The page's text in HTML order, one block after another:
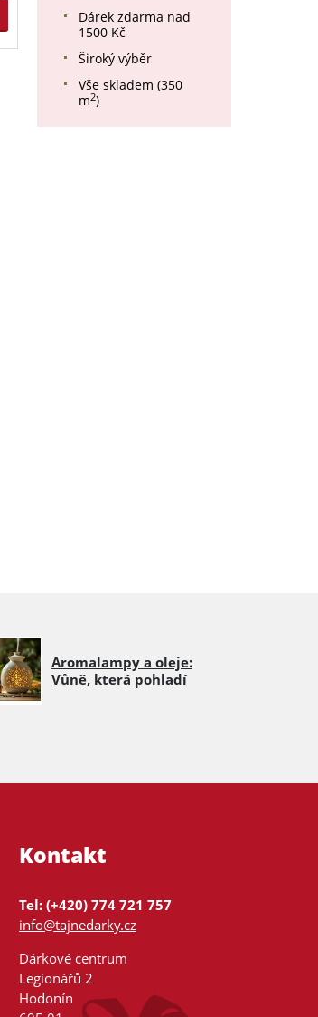
Dárek zdarma nad
1500 Kč
Široký výběr
Vše skladem (350
m2)
Aromalampy a oleje:
Vůně, která pohladí
Kontakt
Tel: (+420) 774 721 757
info@tajnedarky.cz
Dárkové centrum
Legionářů 2
Hodonín